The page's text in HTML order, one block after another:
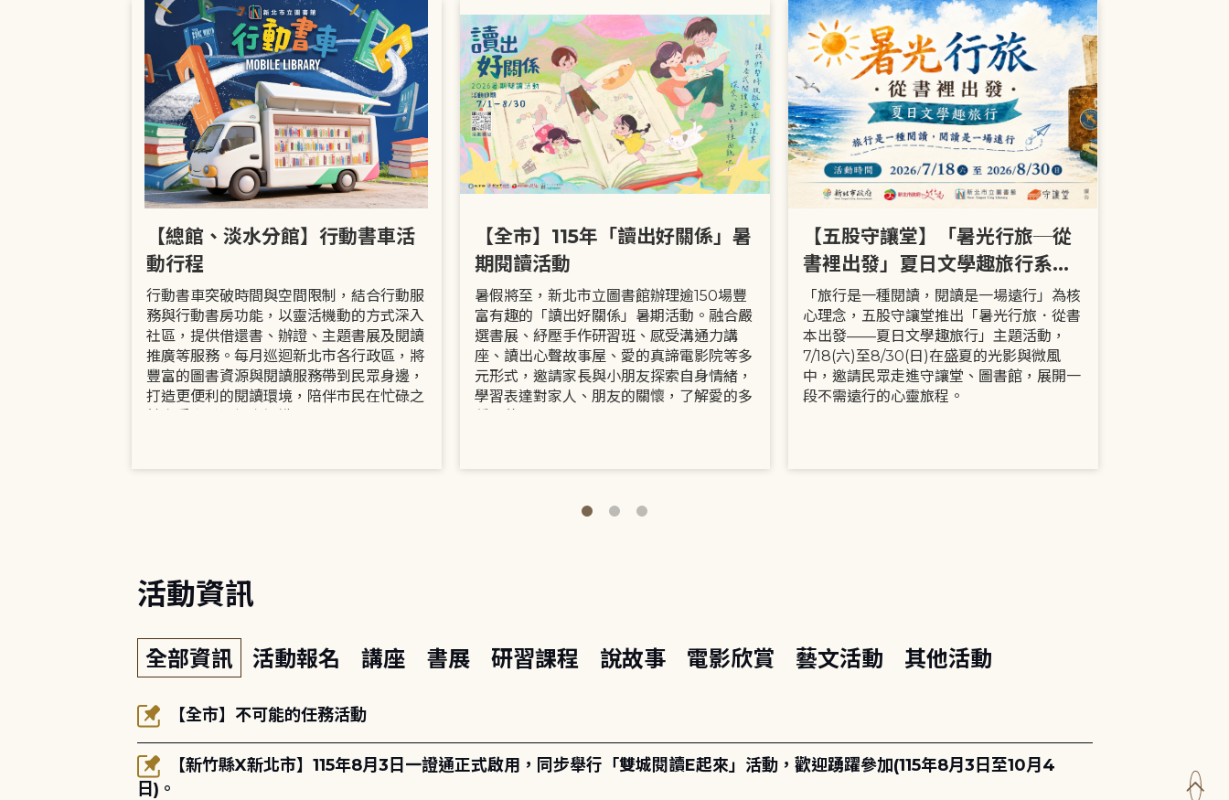
【總館、淡水分館】行動書車活
動行程
行動書車突破時間與空間限制，結合行動服
務與行動書房功能，以靈活機動的方式深入
社區，提供借還書、辦證、主題書展及閱讀
推廣等服務。每月巡迴新北市各行政區，將
豐富的圖書資源與閱讀服務帶到民眾身邊，
打造更便利的閱讀環境，陪伴市民在忙碌之
【全市】115年「讀出好關係」暑
期閱讀活動
暑假將至，新北市立圖書館辦理逾150場豐
富有趣的「讀出好關係」暑期活動。融合嚴
選書展、紓壓手作研習班、感受溝通力講
座、讀出心聲故事屋、愛的真諦電影院等多
元形式，邀請家長與小朋友探索自身情緒，
學習表達對家人、朋友的關懷，了解愛的多
【五股守讓堂】「暑光行旅─從
書裡出發」夏日文學趣旅行系列
活動
「旅行是一種閱讀，閱讀是一場遠行」為核
心理念，五股守讓堂推出「暑光行旅．從書
本出發——夏日文學趣旅行」主題活動，
7/18(六)至8/30(日)在盛夏的光影與微風
中，邀請民眾走進守讓堂、圖書館，展開一
段不需遠行的心靈旅程。
活動資訊
全部資訊 活動報名 講座 書展 研習課程 說故事 電影欣賞 藝文活動 其他活動
【全市】不可能的任務活動
【新竹縣X新北市】115年8月3日一證通正式啟用，同步舉行「雙城閱讀E起來」活動，歡迎踴躍參加(115年8月3日至10月4
日)。